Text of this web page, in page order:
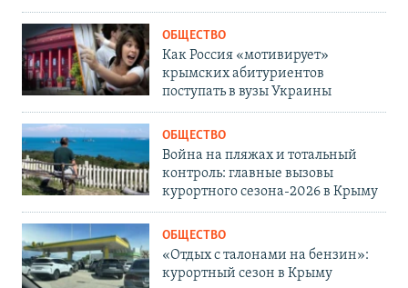
ОБЩЕСТВО
Как Россия «мотивирует»
крымских абитуриентов
поступать в вузы Украины
ОБЩЕСТВО
Война на пляжах и тотальный
контроль: главные вызовы
курортного сезона-2026 в Крыму
ОБЩЕСТВО
«Отдых с талонами на бензин»:
курортный сезон в Крыму